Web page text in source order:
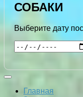
СОБАКИ
Выберите дату
Главная